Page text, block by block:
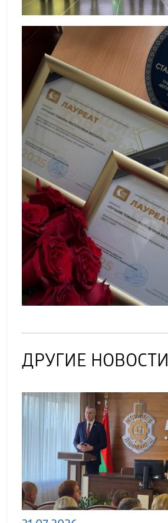
ДРУГИЕ НОВОСТИ